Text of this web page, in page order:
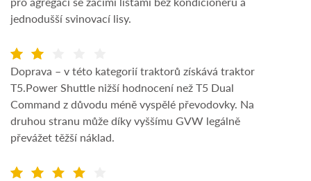
jednodušší svinovací lisy.
Doprava – v této kategorií traktorů získává traktor
T5.Power Shuttle nižší hodnocení než T5 Dual
Command z důvodu méně vyspělé převodovky. Na
druhou stranu může díky vyššímu GVW legálně
převážet těžší náklad.